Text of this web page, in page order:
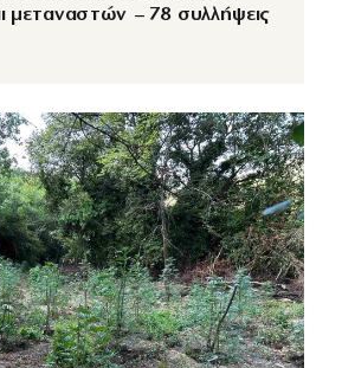
μεταναστών – 78 συλλήψεις